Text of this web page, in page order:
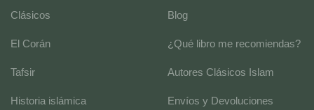
Clásicos
El Corán
Tafsir
Historia islámica
Blog
¿Qué libro me recomiendas?
Autores Clásicos Islam
Envíos y Devoluciones